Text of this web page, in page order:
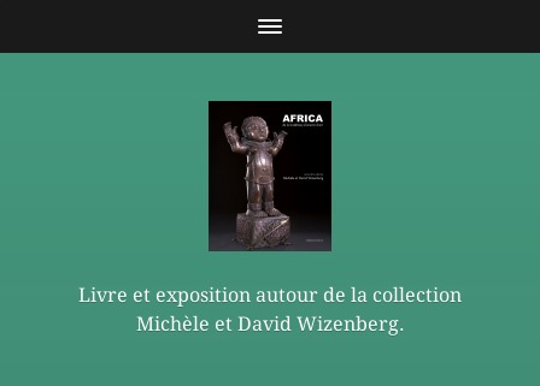
Livre et exposition autour de la collection
Michèle et David Wizenberg.